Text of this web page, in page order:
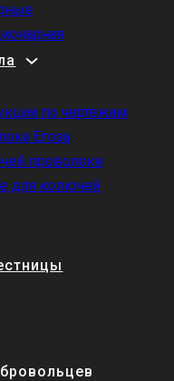
по чертежам
Егоза
проволоки
для колючей